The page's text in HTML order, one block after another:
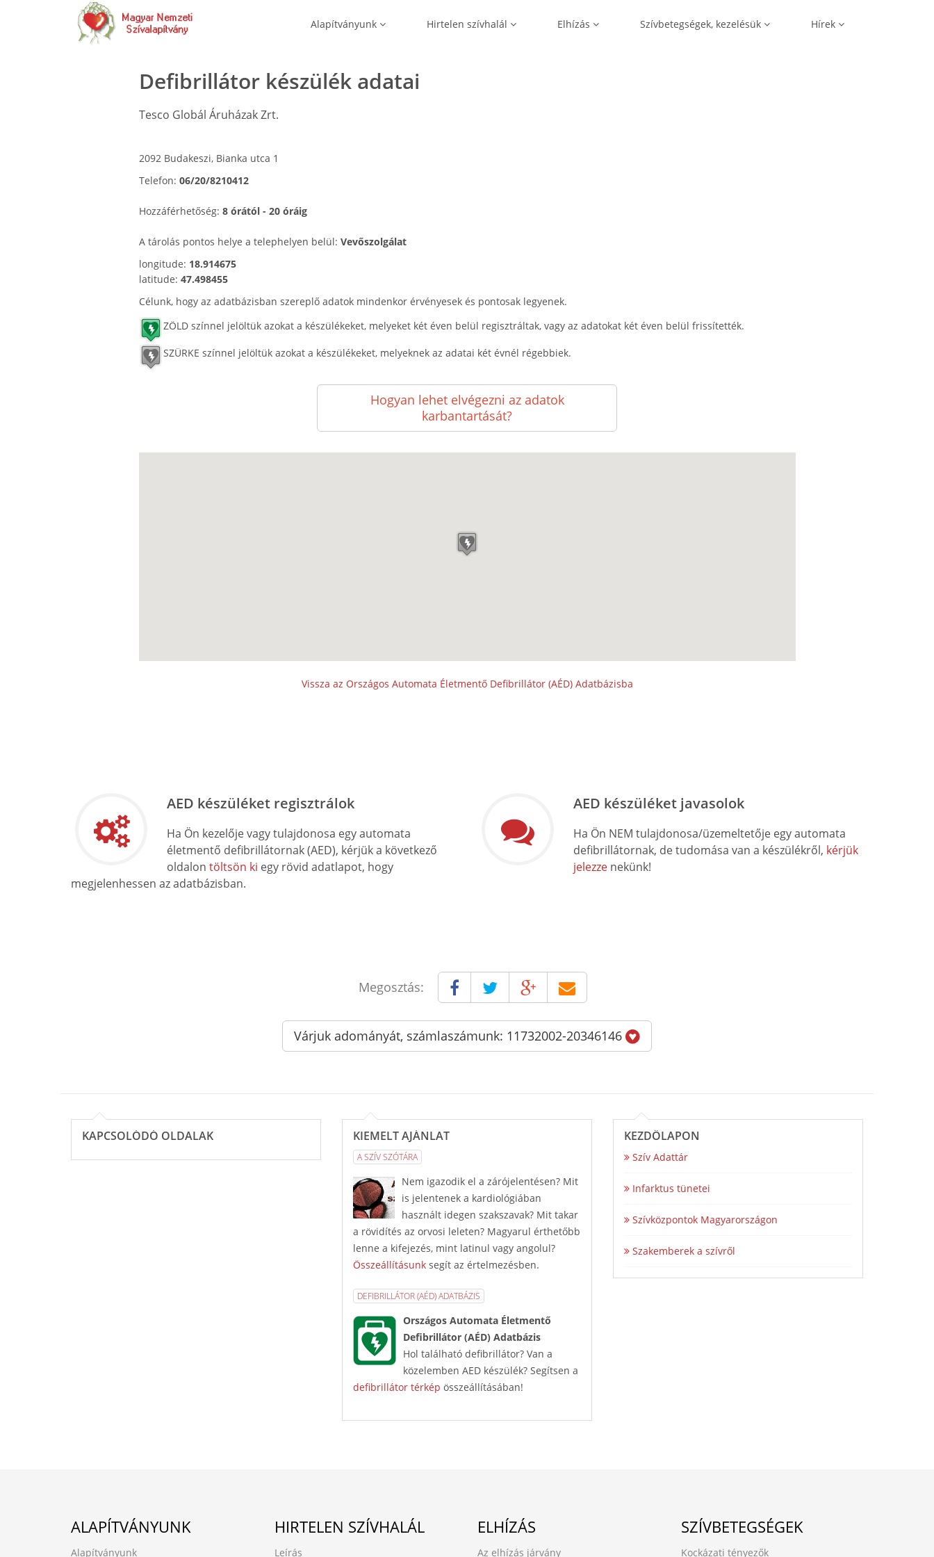
Alapítványunk Hirtelen szívhalál Elhízás Szívbetegségek, kezelésük Hírek
Defibrillátor készülék adatai
Tesco Globál Áruházak Zrt.
2092 Budakeszi, Bianka utca 1
Telefon: 06/20/8210412
Hozzáférhetőség: 8 órától - 20 óráig
A tárolás pontos helye a telephelyen belül: Vevőszolgálat
longitude: 18.914675
latitude: 47.498455
Célunk, hogy az adatbázisban szereplő adatok mindenkor érvényesek és pontosak legyenek.
ZÖLD színnel jelöltük azokat a készülékeket, melyeket két éven belül regisztráltak, vagy az adatokat két éven belül frissítették.
SZÜRKE színnel jelöltük azokat a készülékeket, melyeknek az adatai két évnél régebbiek.
Hogyan lehet elvégezni az adatok
karbantartását?
Vissza az Országos Automata Életmentő Defibrillátor (AÉD) Adatbázisba
AED készüléket regisztrálok
Ha Ön kezelője vagy tulajdonosa egy automata
életmentő defibrillátornak (AED), kérjük a következő
oldalon töltsön ki egy rövid adatlapot, hogy
megjelenhessen az adatbázisban.
AED készüléket javasolok
Ha Ön NEM tulajdonosa/üzemeltetője egy automata
defibrillátornak, de tudomása van a készülékről, kérjük
jelezze nekünk!
Megosztás:
Várjuk adományát, számlaszámunk: 11732002-20346146
KAPCSOLÓDÓ OLDALAK KIEMELT AJÁNLAT
A SZÍV SZÓTÁRA
Nem igazodik el a zárójelentésen? Mit
is jelentenek a kardiológiában
használt idegen szakszavak? Mit takar
a rövidítés az orvosi leleten? Magyarul érthetőbb
lenne a kifejezés, mint latinul vagy angolul?
Összeállításunk segít az értelmezésben.
DEFIBRILLÁTOR (AÉD) ADATBÁZIS
Országos Automata Életmentő
Defibrillátor (AÉD) Adatbázis
Hol található defibrillátor? Van a
közelemben AED készülék? Segítsen a
defibrillátor térkép összeállításában!
KEZDŐLAPON
Szív Adattár
Infarktus tünetei
Szívközpontok Magyarországon
Szakemberek a szívről
ALAPÍTVÁNYUNK
Alapítványunk
HIRTELEN SZÍVHALÁL
Leírás
ELHÍZÁS
Az elhízás járvány
SZÍVBETEGSÉGEK
Kockázati tényezők